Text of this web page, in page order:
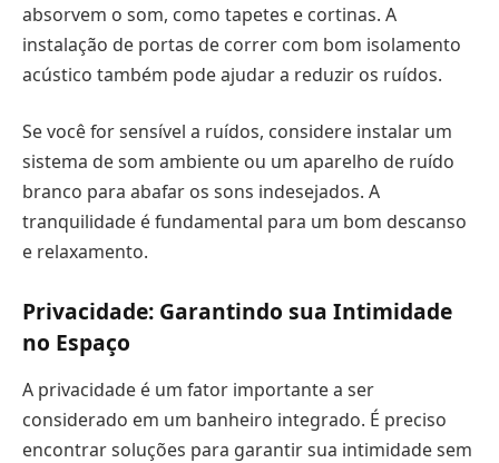
absorvem o som, como tapetes e cortinas. A
instalação de portas de correr com bom isolamento
acústico também pode ajudar a reduzir os ruídos.
Se você for sensível a ruídos, considere instalar um
sistema de som ambiente ou um aparelho de ruído
branco para abafar os sons indesejados. A
tranquilidade é fundamental para um bom descanso
e relaxamento.
Privacidade: Garantindo sua Intimidade
no Espaço
A privacidade é um fator importante a ser
considerado em um banheiro integrado. É preciso
encontrar soluções para garantir sua intimidade sem